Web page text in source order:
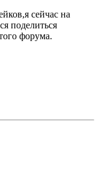
сейчас на
поделиться
форума.